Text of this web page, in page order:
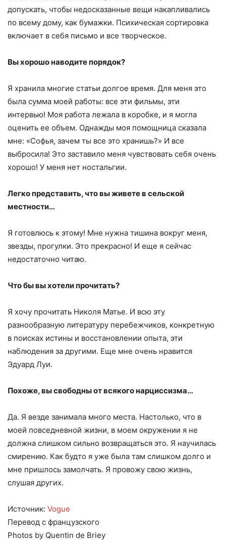
допускать, чтобы недосказанные вещи накапливались
по всему дому, как бумажки. Психическая сортировка
включает в себя письмо и все творческое.
Вы хорошо наводите порядок?
Я хранила многие статьи долгое время. Для меня это
была сумма моей работы: все эти фильмы, эти
интервью! Моя работа лежала в коробке, и я могла
оценить ее объем. Однажды моя помощница сказала
мне: «Софья, зачем ты все это хранишь?» И все
выбросила! Это заставило меня чувствовать себя очень
хорошо! У меня нет ностальгии.
Легко представить, что вы живете в сельской
местности…
Я готовлюсь к этому! Мне нужна тишина вокруг меня,
звезды, прогулки. Это прекрасно! И еще я сейчас
недостаточно читаю.
Что бы вы хотели прочитать?
Я хочу прочитать Николя Матье. И всю эту
разнообразную литературу перебежчиков, конкретную
в поисках истины и восстановлении опыта, эти
наблюдения за другими. Еще мне очень нравится
Эдуард Луи.
Похоже, вы свободны от всякого нарциссизма…
Да. Я везде занимала много места. Настолько, что в
моей повседневной жизни, в моем окружении я не
должна слишком сильно возвращаться это. Я научилась
смирению. Как будто я уже была там слишком долго и
мне пришлось замолчать. Я провожу свою жизнь,
слушая других.
Источник: Vogue
Перевод с французского
Photos by Quentin de Briey